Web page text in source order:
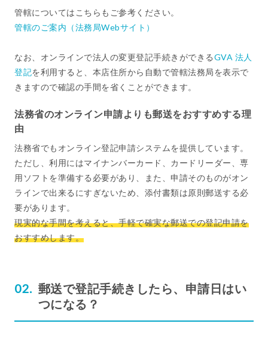
管轄についてはこちらもご参考ください。
管轄のご案内（法務局Webサイト）
なお、オンラインで法人の変更登記手続きができるGVA 法人
登記を利用すると、本店住所から自動で管轄法務局を表示で
きますので確認の手間を省くことができます。
法務省のオンライン申請よりも郵送をおすすめする理
由
法務省でもオンライン登記申請システムを提供しています。
ただし、利用にはマイナンバーカード、カードリーダー、専
用ソフトを準備する必要があり、また、申請そのものがオン
ラインで出来るにすぎないため、添付書類は原則郵送する必
要があります。
現実的な手間を考えると、手軽で確実な郵送での登記申請を
おすすめします。
郵送で登記手続きしたら、申請日はい
つになる？